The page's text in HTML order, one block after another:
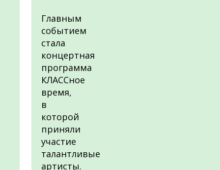
Главным
событием
стала
концертная
программа
КЛАССное
время,
в
которой
приняли
участие
талантливые
артисты.